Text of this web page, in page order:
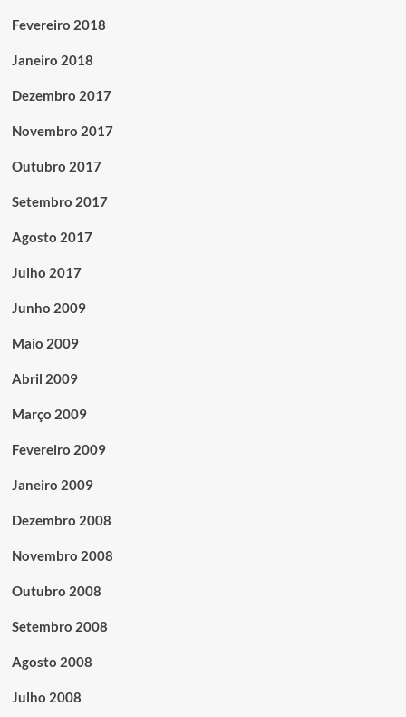
Fevereiro 2018
Janeiro 2018
Dezembro 2017
Novembro 2017
Outubro 2017
Setembro 2017
Agosto 2017
Julho 2017
Junho 2009
Maio 2009
Abril 2009
Março 2009
Fevereiro 2009
Janeiro 2009
Dezembro 2008
Novembro 2008
Outubro 2008
Setembro 2008
Agosto 2008
Julho 2008